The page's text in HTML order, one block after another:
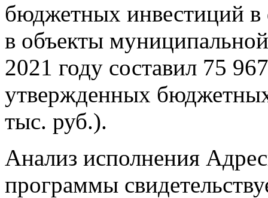
бюджетных инвестиций
в объекты
2021 году составил 75
утвержденных
тыс. руб.).
Анализ исполнения
программы